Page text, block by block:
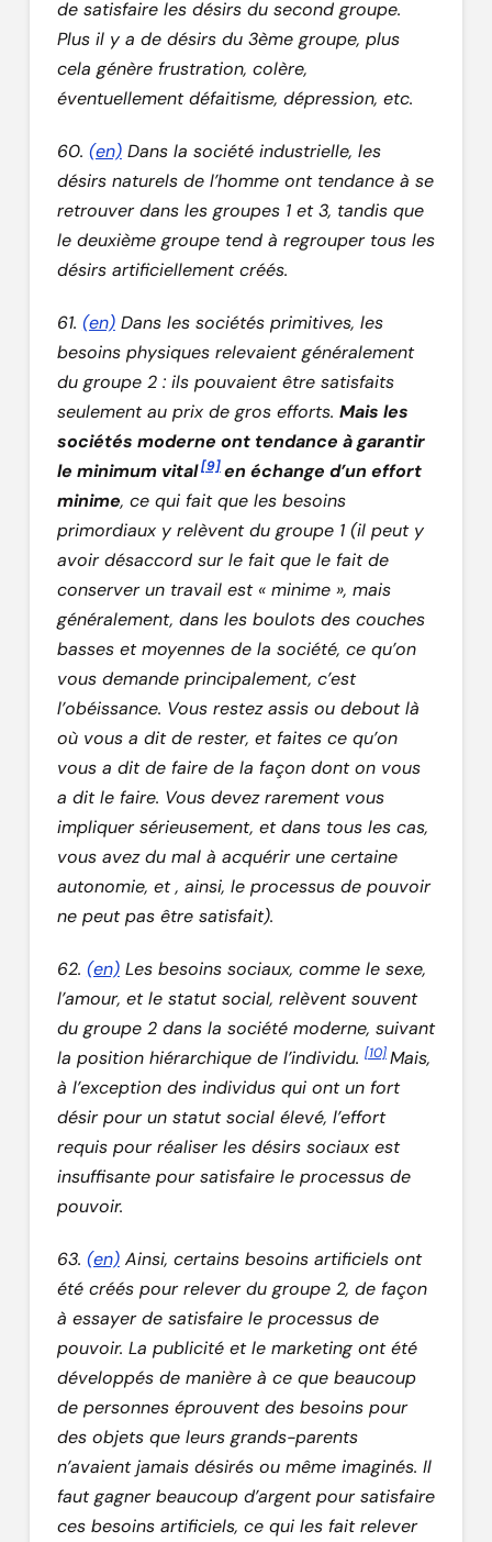
de satisfaire les désirs du second groupe.
Plus il y a de désirs du 3ème groupe, plus
cela génère frustration, colère,
éventuellement défaitisme, dépression, etc.
60. (en)Dans la société industrielle, les
désirs naturels de l’homme ont tendance à se
retrouver dans les groupes 1 et 3, tandis que
le deuxième groupe tend à regrouper tous les
désirs artificiellement créés.
61. (en)Dans les sociétés primitives, les
besoins physiques relevaient généralement
du groupe 2 : ils pouvaient être satisfaits
seulement au prix de gros efforts. Mais les
sociétés moderne ont tendance à garantir
le minimum vital[9]en échange d’un effort
minime, ce qui fait que les besoins
primordiaux y relèvent du groupe 1 (il peut y
avoir désaccord sur le fait que le fait de
conserver un travail est « minime », mais
généralement, dans les boulots des couches
basses et moyennes de la société, ce qu’on
vous demande principalement, c’est
l’obéissance. Vous restez assis ou debout là
où vous a dit de rester, et faites ce qu’on
vous a dit de faire de la façon dont on vous
a dit le faire. Vous devez rarement vous
impliquer sérieusement, et dans tous les cas,
vous avez du mal à acquérir une certaine
autonomie, et , ainsi, le processus de pouvoir
ne peut pas être satisfait).
62. (en)Les besoins sociaux, comme le sexe,
l’amour, et le statut social, relèvent souvent
du groupe 2 dans la société moderne, suivant
la position hiérarchique de l’individu. [10]Mais,
à l’exception des individus qui ont un fort
désir pour un statut social élevé, l’effort
requis pour réaliser les désirs sociaux est
insuffisante pour satisfaire le processus de
pouvoir.
63. (en)Ainsi, certains besoins artificiels ont
été créés pour relever du groupe 2, de façon
à essayer de satisfaire le processus de
pouvoir. La publicité et le marketing ont été
développés de manière à ce que beaucoup
de personnes éprouvent des besoins pour
des objets que leurs grands-parents
n’avaient jamais désirés ou même imaginés. Il
faut gagner beaucoup d’argent pour satisfaire
ces besoins artificiels, ce qui les fait relever